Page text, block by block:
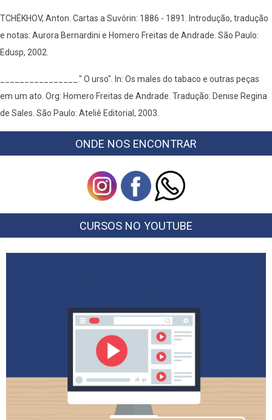
TCHÉKHOV, Anton. Cartas a Suvórin: 1886 - 1891. Introdução, tradução
e notas: Aurora Bernardini e Homero Freitas de Andrade. São Paulo:
Edusp, 2002.
________________." O urso". In: Os males do tabaco e outras peças
em um ato. Org: Homero Freitas de Andrade. Tradução: Denise Regina
de Sales. São Paulo: Ateliê Editorial, 2003.
ONDE NOS ENCONTRAR
CURSOS NO YOUTUBE